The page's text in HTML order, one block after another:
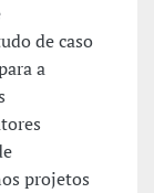
de caso
a
projetos